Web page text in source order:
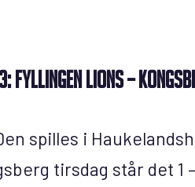
Fyllingen Lions –
spilles i
tirsdag står det 1